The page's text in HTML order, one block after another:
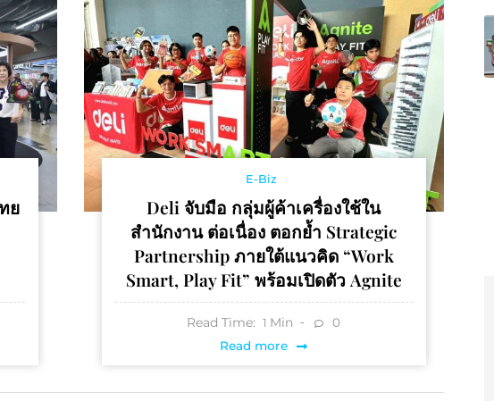
ย
E-Biz
Deli จับมือ กลุ่มผู้ค้าเครื่องใช้ใน
สำนักงาน ต่อเนื่อง ตอกย้ำ Strategic
Partnership ภายใต้แนวคิด “Work
Smart, Play Fit” พร้อมเปิดตัว Agnite
Read Time: 1 Min
0
Read more